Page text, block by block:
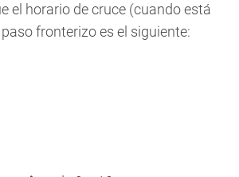
el horario de cruce (cuando está
fronterizo es el siguiente: